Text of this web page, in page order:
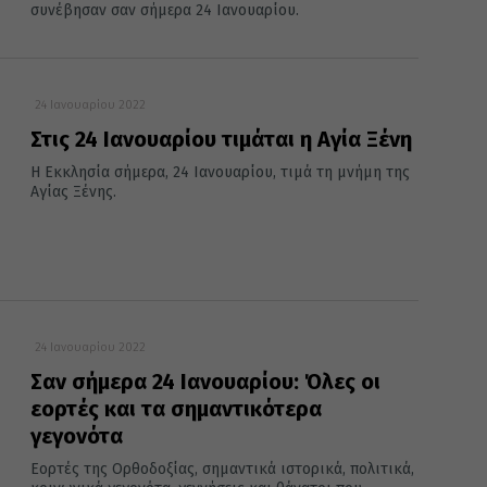
συνέβησαν σαν σήμερα 24 Ιανουαρίου.
24 Ιανουαρίου 2022
Στις 24 Ιανουαρίου τιμάται η Αγία Ξένη
Η Εκκλησία σήμερα, 24 Ιανουαρίου, τιμά τη μνήμη της
Αγίας Ξένης.
24 Ιανουαρίου 2022
Σαν σήμερα 24 Ιανουαρίου: Όλες οι
εορτές και τα σημαντικότερα
γεγονότα
Εορτές της Ορθοδοξίας, σημαντικά ιστορικά, πολιτικά,